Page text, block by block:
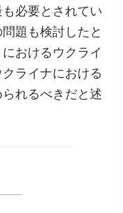
必要とされてい
題も検討したと
おけるウクライ
ライナにおける
れるべきだと述